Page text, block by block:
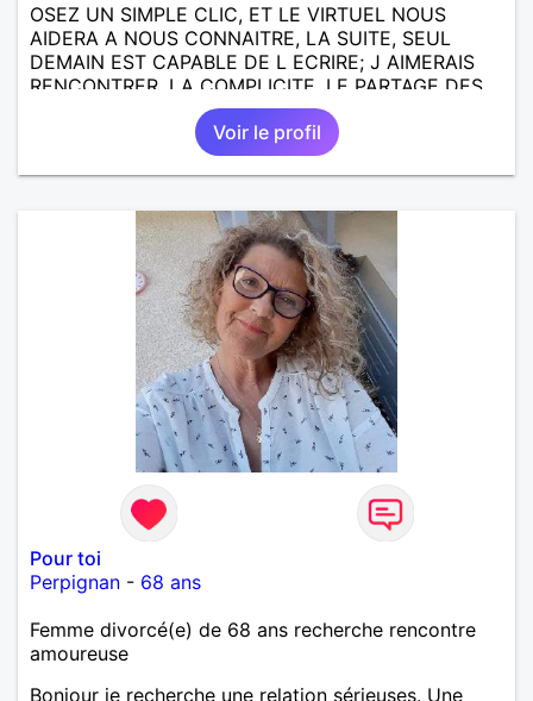
OSEZ UN SIMPLE CLIC, ET LE VIRTUEL NOUS
AIDERA A NOUS CONNAITRE, LA SUITE, SEUL
DEMAIN EST CAPABLE DE L ECRIRE; J AIMERAIS
RENCONTRER, LA COMPLICITE, LE PARTAGE DES
BELLES CHOSES DE LA VIE : BALADES, VOYAGES
EN FRANCE OU AILLEURS. ETRE A L ECOUTE DE L
AUTRE, ET LA VIE SERA PLUS BELLE
ENCORE.....................
Voir le profil
Pour toi
Perpignan - 68 ans
Femme divorcé(e) de 68 ans recherche rencontre
amoureuse
Bonjour je recherche une relation sérieuses. Une